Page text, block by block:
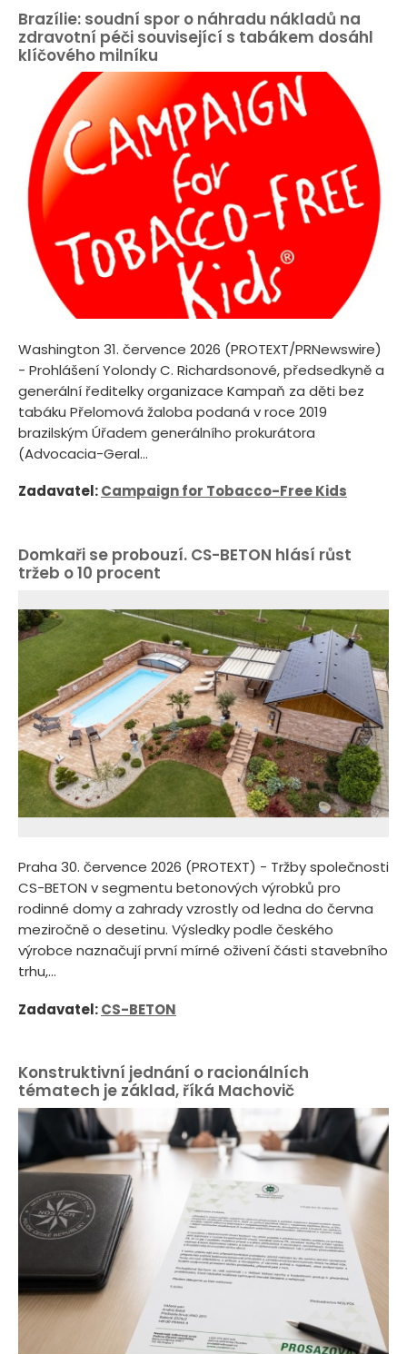
Brazílie: soudní spor o náhradu nákladů na
zdravotní péči související s tabákem dosáhl
klíčového milníku
Washington 31. července 2026 (PROTEXT/PRNewswire)
- Prohlášení Yolondy C. Richardsonové, předsedkyně a
generální ředitelky organizace Kampaň za děti bez
tabáku Přelomová žaloba podaná v roce 2019
brazilským Úřadem generálního prokurátora
(Advocacia-Geral...
Zadavatel:Campaign for Tobacco-Free Kids
Domkaři se probouzí. CS-BETON hlásí růst
tržeb o 10 procent
Praha 30. července 2026 (PROTEXT) - Tržby společnosti
CS-BETON v segmentu betonových výrobků pro
rodinné domy a zahrady vzrostly od ledna do června
meziročně o desetinu. Výsledky podle českého
výrobce naznačují první mírné oživení části stavebního
trhu,...
Zadavatel:CS-BETON
Konstruktivní jednání o racionálních
tématech je základ, říká Machovič